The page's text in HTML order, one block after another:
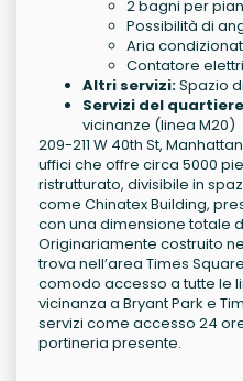
2 bagni per
Possibilità di
Aria
Contatore
Altri servizi:Spazio
Servizi del
vicinanze (linea M20)
209-211 W 40th St,
uffici che offre circa 5000
ristrutturato, divisibile in
come Chinatex Building,
con una dimensione totale
Originariamente costruito
trova nell’area Times
comodo accesso a tutte le
vicinanza a Bryant Park e
servizi come accesso 24
portineria presente.